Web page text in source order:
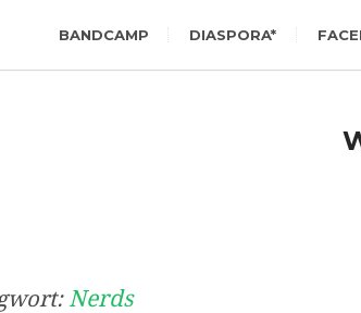
BANDCAMP DIASPORA*
Nerds